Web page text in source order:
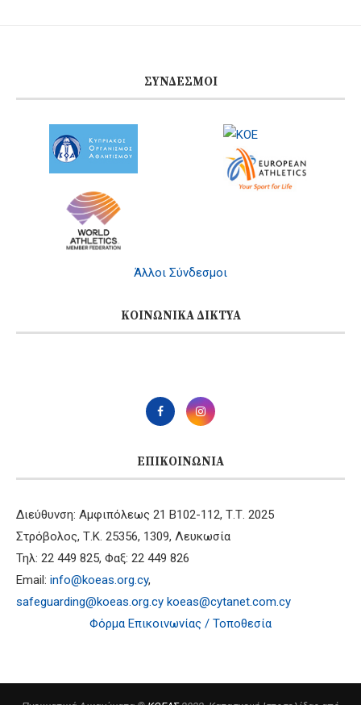
ΣΎΝΔΕΣΜΟΙ
Άλλοι Σύνδεσμοι
ΚΟΙΝΩΝΙΚΆ ΔΊΚΤΥΑ
ΕΠΙΚΟΙΝΩΝΊΑ
Διεύθυνση: Αμφιπόλεως 21 B102-112, Τ.Τ. 2025
Στρόβολος, Τ.Κ. 25356, 1309, Λευκωσία
Τηλ: 22 449 825, Φαξ: 22 449 826
Email: info@koeas.org.cy,
safeguarding@koeas.org.cy koeas@cytanet.com.cy
Φόρμα Επικοινωνίας / Τοποθεσία